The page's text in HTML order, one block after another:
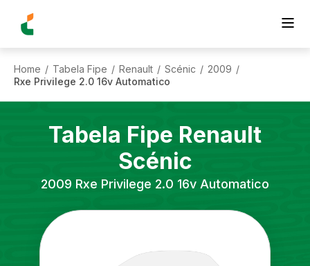
Home / Tabela Fipe / Renault / Scénic / 2009 /
Rxe Privilege 2.0 16v Automatico
Tabela Fipe Renault
Scénic
2009 Rxe Privilege 2.0 16v Automatico